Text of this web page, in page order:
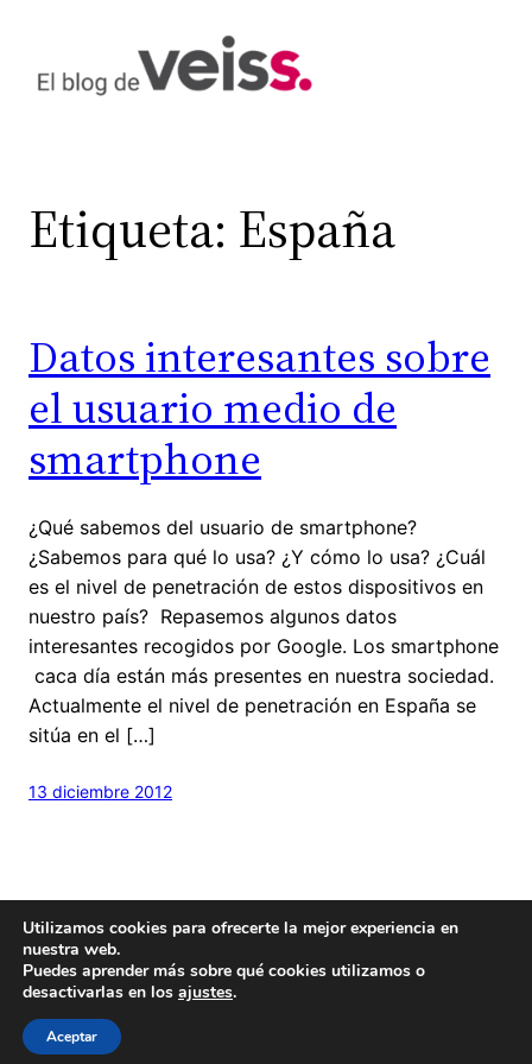
contenido
Etiqueta: España
Datos interesantes sobre
el usuario medio de
smartphone
¿Qué sabemos del usuario de smartphone?
¿Sabemos para qué lo usa? ¿Y cómo lo usa? ¿Cuál
es el nivel de penetración de estos dispositivos en
nuestro país? Repasemos algunos datos
interesantes recogidos por Google. Los smartphone
caca día están más presentes en nuestra sociedad.
Actualmente el nivel de penetración en España se
sitúa en el […]
13 diciembre 2012
Hecho concariñoy un poquito de
Este blog es
Utilizamos cookies para ofrecerte la mejor experiencia en
nuestra web.
Puedes aprender más sobre qué cookies utilizamos o
desactivarlas en los ajustes.
Aceptar